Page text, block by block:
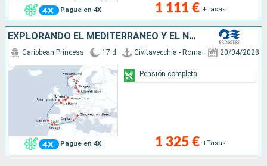
Pague en 4X 1 111 € +Tasas
EXPLORANDO EL MEDITERRÁNEO Y EL NORTE DE
Pague en 4X
Caribbean Princess 17 d Civitavecchia - Roma 20/04/2028
1 325 € +Tasas
Pensión completa